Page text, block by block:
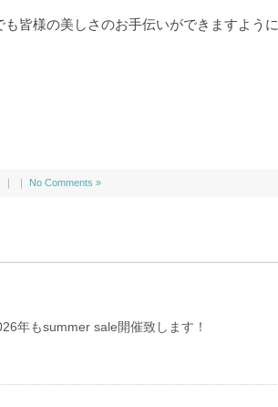
も皆様の美しさのお手伝いができますように
｜ ｜ No Comments »
年もsummer sale開催致します！